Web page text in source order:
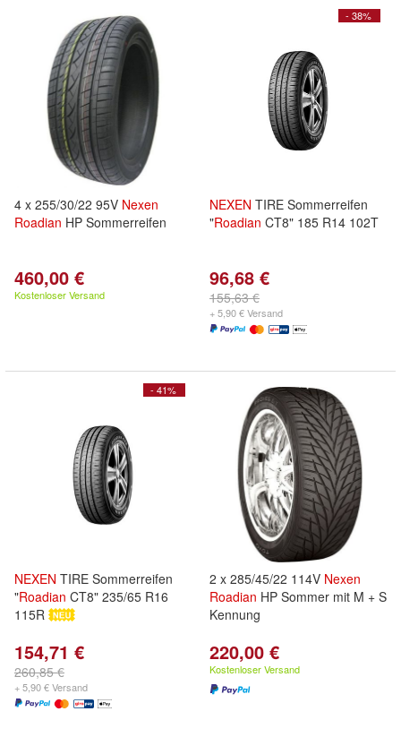
4 x 255/30/22 95V Nexen
Roadian HP Sommerreifen
460,00 €
Kostenloser Versand
- 38%
NEXEN TIRE Sommerreifen
"Roadian CT8" 185 R14 102T
96,68 €
155,63 €
+ 5,90 € Versand
- 41%
NEXEN TIRE Sommerreifen
"Roadian CT8" 235/65 R16
115R
154,71 €
260,85 €
+ 5,90 € Versand
2 x 285/45/22 114V Nexen
Roadian HP Sommer mit M + S
Kennung
220,00 €
Kostenloser Versand